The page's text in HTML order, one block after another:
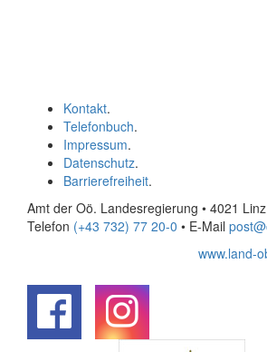
Kontakt.
Telefonbuch.
Impressum.
Datenschutz.
Barrierefreiheit.
Amt der Oö. Landesregierung • 4021
Telefon (+43 732) 77 20-0 • E-Mail
www.land-